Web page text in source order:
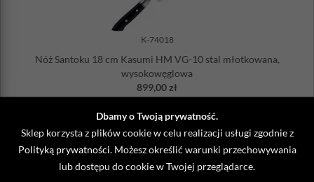
Dbamy o Twoją prywatność.
Sklep korzysta z plików cookie w celu realizacji usługi zgodnie z
Polityką prywatności . Możesz określić warunki przechowywania
lub dostępu do cookie w Twojej przeglądarce.
K-74018
Nóż Santoku 18 cm Kasumi HM VG-10 stal młotkowana,
wysokowęglowa
899,00 zł
Wysyłkado 48 godzin